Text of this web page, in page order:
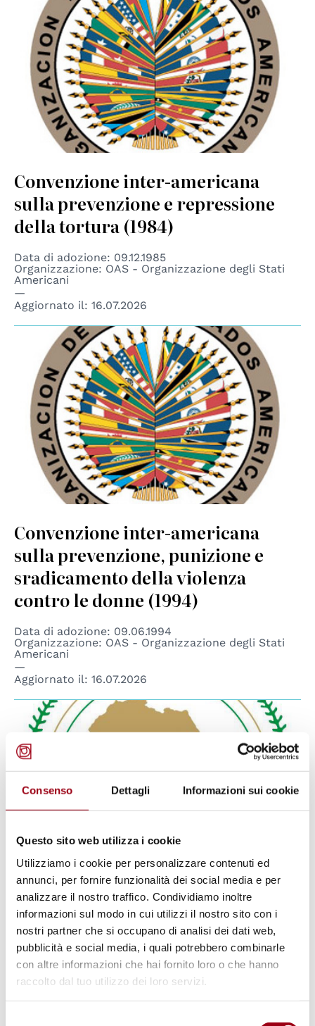
Consenso Dettagli Informazioni sui cookie
Questo sito web utilizza i cookie
Utilizziamo i cookie per personalizzare contenuti ed
annunci, per fornire funzionalità dei social media e per
analizzare il nostro traffico. Condividiamo inoltre
informazioni sul modo in cui utilizzi il nostro sito con i
nostri partner che si occupano di analisi dei dati web,
pubblicità e social media, i quali potrebbero combinarle
con altre informazioni che hai fornito loro o che hanno
raccolto dal tuo utilizzo dei loro servizi.
Convenzione inter-americana
sulla prevenzione e repressione
della tortura (1984)
Data di adozione: 09.12.1985
Organizzazione: OAS - Organizzazione degli Stati
Americani
Aggiornato il: 16.07.2026
Convenzione inter-americana
sulla prevenzione, punizione e
sradicamento della violenza
contro le donne (1994)
Data di adozione: 09.06.1994
Organizzazione: OAS - Organizzazione degli Stati
Americani
Aggiornato il: 16.07.2026
© African Union
Protocollo sullo Statuto della
Corte africana di giustizia e dei
diritti umani (2008)
Data di adozione: 01.07.2008